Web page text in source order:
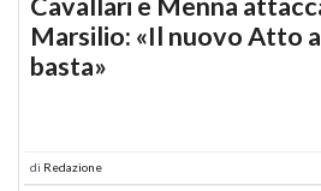
Marsilio: «Il nuovo Atto
basta»
di Redazione